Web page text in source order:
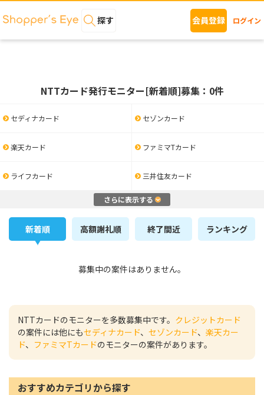
探す 会員登録 ログイン
NTTカード発行モニター[新着順]募集：0件
セディナカード セゾンカード
楽天カード ファミマTカード
ライフカード 三井住友カード
さらに表示する
新着順 高額謝礼順 終了間近 ランキング
募集中の案件はありません。
NTTカードのモニターを多数募集中です。 クレジットカード
の案件には他にもセディナカード、 セゾンカード、 楽天カー
ド、 ファミマTカードのモニターの案件があります。
おすすめカテゴリから探す